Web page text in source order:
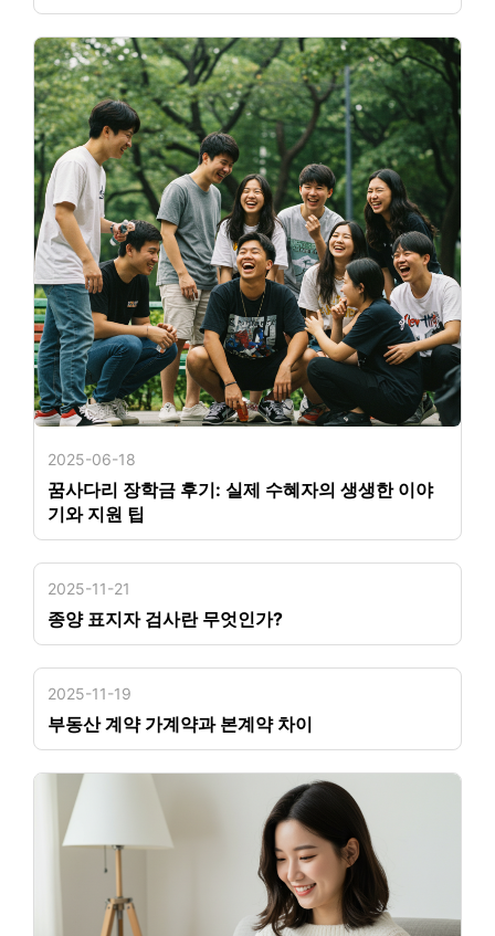
2025-06-18
꿈사다리 장학금 후기: 실제 수혜자의 생생한 이야
기와 지원 팁
2025-11-21
종양 표지자 검사란 무엇인가?
2025-11-19
부동산 계약 가계약과 본계약 차이